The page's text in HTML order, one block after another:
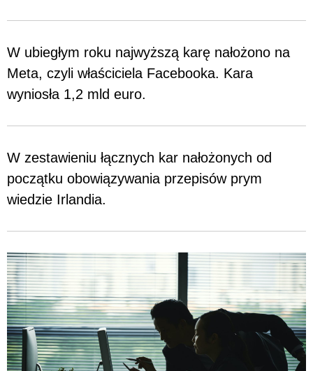
W ubiegłym roku najwyższą karę nałożono na
Meta, czyli właściciela Facebooka. Kara
wyniosła 1,2 mld euro.
W zestawieniu łącznych kar nałożonych od
początku obowiązywania przepisów prym
wiedzie Irlandia.